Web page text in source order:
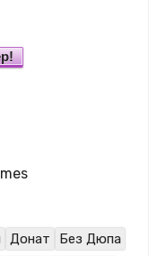
Донат
Без Дюпа